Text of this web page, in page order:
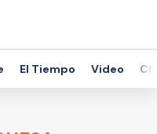
El Tiempo Video